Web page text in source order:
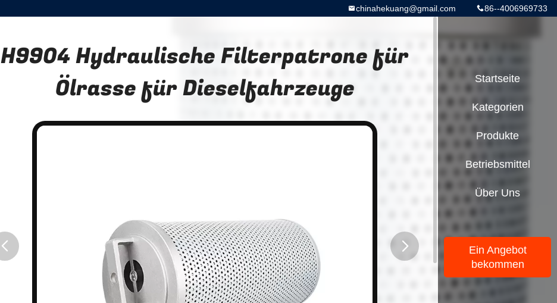
86--4006969733
chinahekuang@gmail.com
H9904 Hydraulische Filterpatrone für
Ölrasse für Dieselfahrzeuge
Startseite
Kategorien
Produkte
Betriebsmittel
Über Uns
Ein Angebot
bekommen